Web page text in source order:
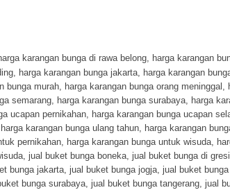
karangan bunga di rawa belong, harga karangan
, harga karangan bunga jakarta, harga karangan
bunga murah, harga karangan bunga orang meninggal ,
semarang, harga karangan bunga surabaya, harga
ucapan pernikahan, harga karangan bunga ucapan
harga karangan bunga ulang tahun, harga karangan
pernikahan, harga karangan bunga untuk wisuda,
, jual buket bunga boneka, jual buket bunga di
bunga jakarta, jual buket bunga jogja, jual buket
bunga surabaya, jual buket bunga tangerang, jual